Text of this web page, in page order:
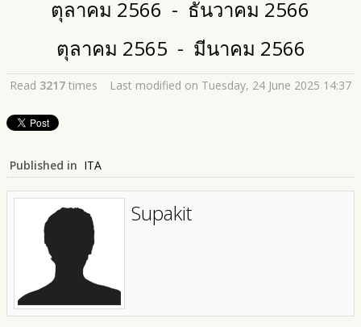
ตุลาคม 2566 - ธันวาคม 2566
ตุลาคม 2565 - มีนาคม 2566
Read 3217 times Last modified on Tuesday, 24 June 2025 14:37
Published in ITA
Supakit